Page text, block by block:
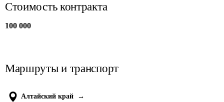
Стоимость контракта
100 000
Маршруты и транспорт
Алтайский край
→